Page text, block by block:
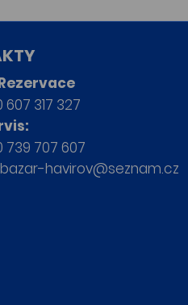
607 317 327
739 707 607
havirov@seznam.cz